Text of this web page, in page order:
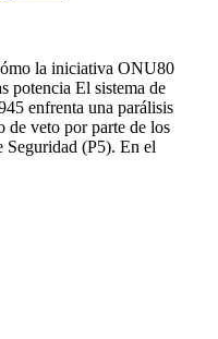
la iniciativa ONU80
potencia El sistema de
enfrenta una parálisis
de veto por parte de los
Seguridad (P5). En el